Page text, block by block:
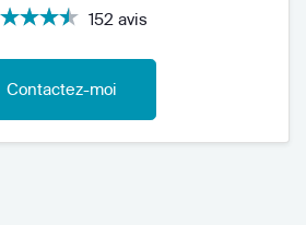
152 avis
Contactez-moi